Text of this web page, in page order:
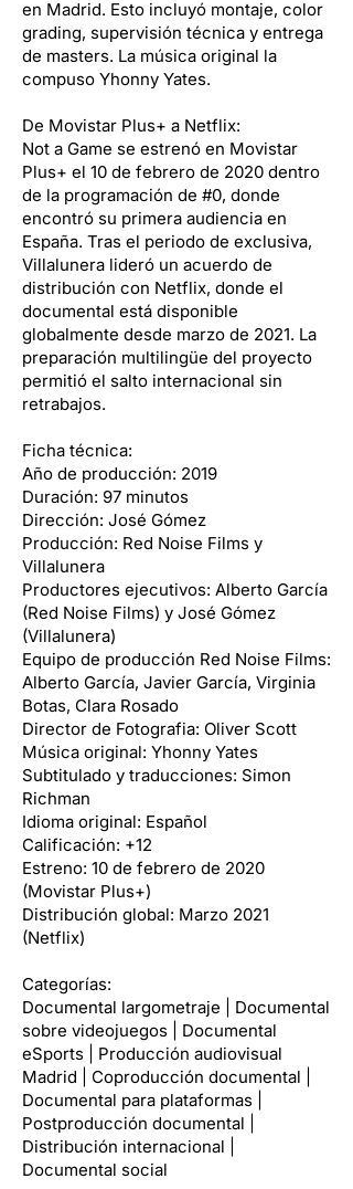
en Madrid. Esto incluyó montaje, color
grading, supervisión técnica y entrega
de masters. La música original la
compuso Yhonny Yates.
De Movistar Plus+ a Netflix:
Not a Game se estrenó en Movistar
Plus+ el 10 de febrero de 2020 dentro
de la programación de #0, donde
encontró su primera audiencia en
España. Tras el periodo de exclusiva,
Villalunera lideró un acuerdo de
distribución con Netflix, donde el
documental está disponible
globalmente desde marzo de 2021. La
preparación multilingüe del proyecto
permitió el salto internacional sin
retrabajos.
Ficha técnica:
Año de producción: 2019
Duración: 97 minutos
Dirección: José Gómez
Producción: Red Noise Films y
Villalunera
Productores ejecutivos: Alberto García
(Red Noise Films) y José Gómez
(Villalunera)
Equipo de producción Red Noise Films:
Alberto García, Javier García, Virginia
Botas, Clara Rosado
Director de Fotografia: Oliver Scott
Música original: Yhonny Yates
Subtitulado y traducciones: Simon
Richman
Idioma original: Español
Calificación: +12
Estreno: 10 de febrero de 2020
(Movistar Plus+)
Distribución global: Marzo 2021
(Netflix)
Categorías:
Documental largometraje | Documental
sobre videojuegos | Documental
eSports | Producción audiovisual
Madrid | Coproducción documental |
Documental para plataformas |
Postproducción documental |
Distribución internacional |
Documental social